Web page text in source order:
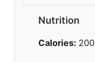
Nutrition
Calories: 200